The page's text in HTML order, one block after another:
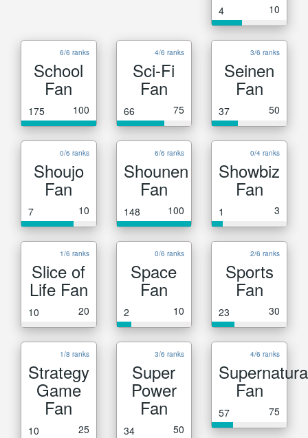
4 10
6/6 ranks
School
Fan
175 100
4/6 ranks
Sci-Fi
Fan
66 75
3/6 ranks
Seinen
Fan
37 50
0/6 ranks
Shoujo
Fan
7 10
6/6 ranks
Shounen
Fan
148 100
0/4 ranks
Showbiz
Fan
1 3
1/6 ranks
Slice of
Life Fan
10 20
0/6 ranks
Space
Fan
2 10
2/6 ranks
Sports
Fan
23 30
1/8 ranks
Strategy
Game
Fan
10 25
3/6 ranks
Super
Power
Fan
34 50
4/6 ranks
Fan
57 75